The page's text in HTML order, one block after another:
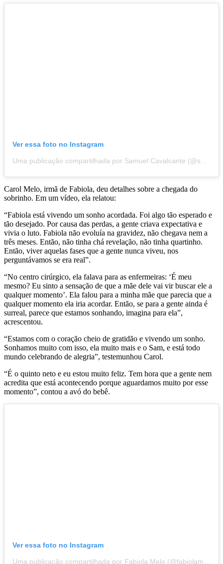
Ver essa foto no Instagram
Carol Melo, irmã de Fabiola, deu detalhes sobre a chegada do
sobrinho. Em um vídeo, ela relatou:
“Fabiola está vivendo um sonho acordada. Foi algo tão esperado e
tão desejado. Por causa das perdas, a gente criava expectativa e
vivia o luto. Fabiola não evoluía na gravidez, não chegava nem a
três meses. Então, não tinha chá revelação, não tinha quartinho.
Então, viver aquelas fases que a gente nunca viveu, nos
perguntávamos se era real”.
“No centro cirúrgico, ela falava para as enfermeiras: ‘É meu
mesmo? Eu sinto a sensação de que a mãe dele vai vir buscar ele a
qualquer momento’. Ela falou para a minha mãe que parecia que a
qualquer momento ela iria acordar. Então, se para a gente ainda é
surreal, parece que estamos sonhando, imagina para ela”,
acrescentou.
“Estamos com o coração cheio de gratidão e vivendo um sonho.
Sonhamos muito com isso, ela muito mais e o Sam, e está todo
mundo celebrando de alegria”, testemunhou Carol.
“É o quinto neto e eu estou muito feliz. Tem hora que a gente nem
acredita que está acontecendo porque aguardamos muito por esse
momento”, contou a avó do bebê.
Ver essa foto no Instagram